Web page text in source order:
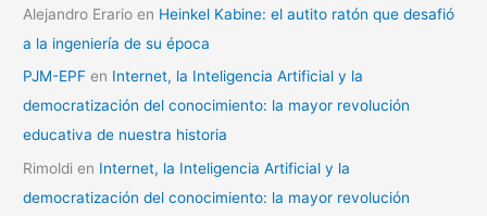
Alejandro Erario en Heinkel Kabine: el autito ratón que desafió
a la ingeniería de su época
PJM-EPF en Internet, la Inteligencia Artificial y la
democratización del conocimiento: la mayor revolución
educativa de nuestra historia
Rimoldi en Internet, la Inteligencia Artificial y la
democratización del conocimiento: la mayor revolución